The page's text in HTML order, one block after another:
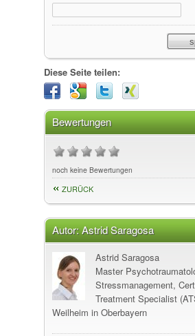
Diese Seite teilen:
Bewertungen
noch keine Bewertungen
ZURÜCK
Autor:Astrid Saragosa
Astrid Saragosa
Master
Stressmanagement,
Treatment Specialist
Weilheim in Oberbayern